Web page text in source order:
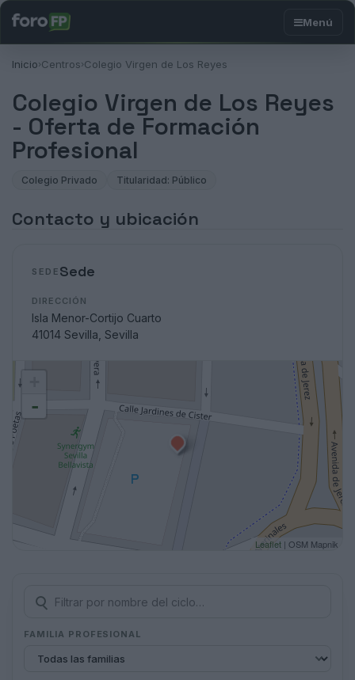
Inicio›Centros›Colegio Virgen de Los Reyes
Colegio Virgen de Los Reyes
- Oferta de Formación
Profesional
Colegio Privado Titularidad: Público
Contacto y ubicación
SEDE Sede
DIRECCIÓN
Isla Menor-Cortijo Cuarto
41014 Sevilla, Sevilla
-
Leaflet | OSM Mapnik
FAMILIA PROFESIONAL